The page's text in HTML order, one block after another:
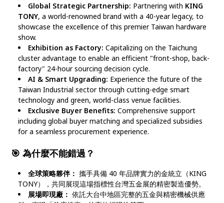
Global Strategic Partnership: Partnering with KING
TONY, a world-renowned brand with a 40-year legacy, to
showcase the excellence of this premier Taiwan hardware
show.
Exhibition as Factory: Capitalizing on the Taichung
cluster advantage to enable an efficient "front-shop, back-
factory" 24-hour sourcing decision cycle.
AI & Smart Upgrading: Experience the future of the
Taiwan Industrial sector through cutting-edge smart
technology and green, world-class venue facilities.
Exclusive Buyer Benefits: Comprehensive support
including global buyer matching and specialized subsidies
for a seamless procurement experience.
🎯 為什麼不能錯過？
全球策略夥伴： 攜手具備 40 年品牌實力的金統立（KING
TONY），共同展現這場指標性台灣五金展的精密製造優勢。
展場即現廠： 依託大台中地區完整的五金與精密機械供應